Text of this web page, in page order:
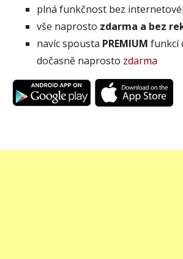
plná funkčnost bez
vše naprosto zdarma a bez
navíc spousta PREMIUM funkcí
dočasně naprosto zdarma